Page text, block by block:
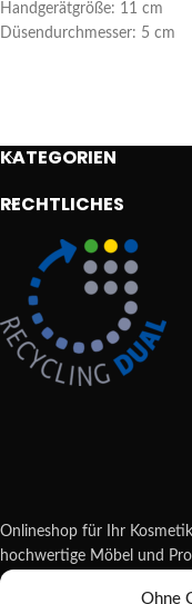
Ohne
Handgerätgröße: 11 cm
Düsendurchmesser: 5 cm
KATEGORIEN
RECHTLICHES
Onlineshop für Ihr
hochwertige Möbel und